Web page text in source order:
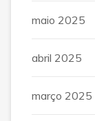
maio 2025
abril 2025
março 2025